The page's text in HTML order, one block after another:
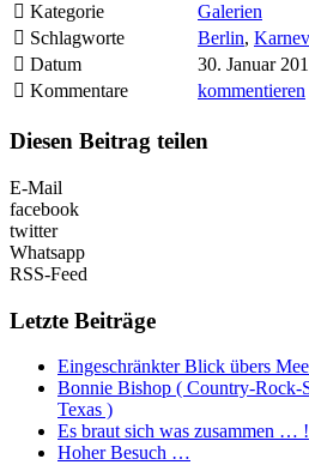
Kategorie
Galerien
Schlagworte
Berlin,
Datum
30. Januar
Kommentare
kommentieren
Diesen Beitrag teilen
E-Mail
facebook
twitter
Whatsapp
RSS-Feed
Letzte Beiträge
Eingeschränkter Blick übers
Bonnie Bishop ( Country-Rock-
Texas )
Es braut sich was zusammen … !
Hoher Besuch …